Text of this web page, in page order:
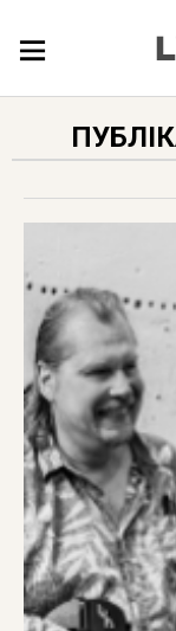
ПУБЛІКАЦІЇ
ДОВІДКА